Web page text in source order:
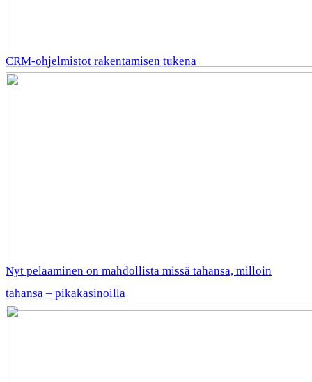
CRM-ohjelmistot rakentamisen tukena
Nyt pelaaminen on mahdollista missä tahansa, milloin
tahansa – pikakasinoilla